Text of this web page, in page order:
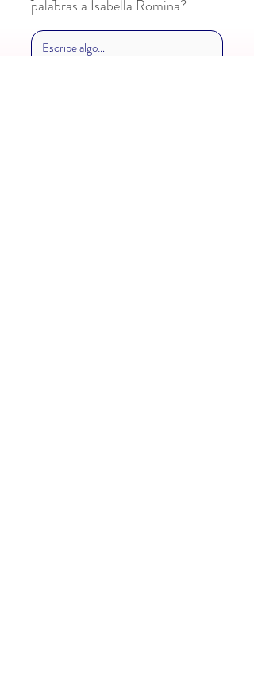
palabras a Isabella Romina?